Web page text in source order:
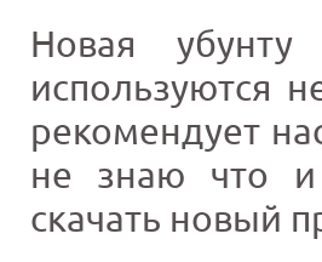
Новая
используются
рекомендует
не знаю что и
скачать новый